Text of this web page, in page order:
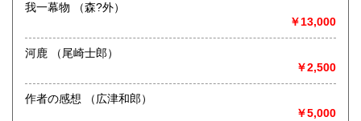
我一幕物 （森?外）
￥13,000
河鹿 （尾崎士郎）
￥2,500
作者の感想 （広津和郎）
￥5,000